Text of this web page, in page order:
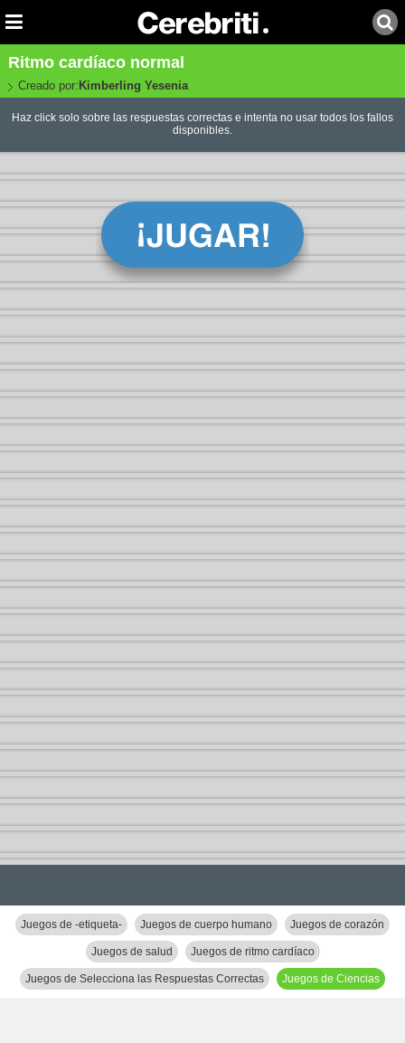
Ritmo cardíaco normal
Creado por: Kimberling Yesenia
Haz click solo sobre las respuestas correctas e intenta no usar todos los fallos
disponibles.
Juegos de -etiqueta- Juegos de cuerpo humano Juegos de corazón
Juegos de salud Juegos de ritmo cardíaco
Juegos de Selecciona las Respuestas Correctas Juegos de Ciencias